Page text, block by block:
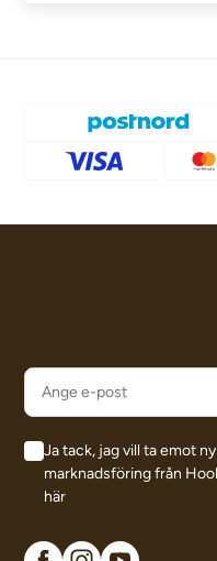
Ja tack, jag vill ta emot
marknadsföring från
här